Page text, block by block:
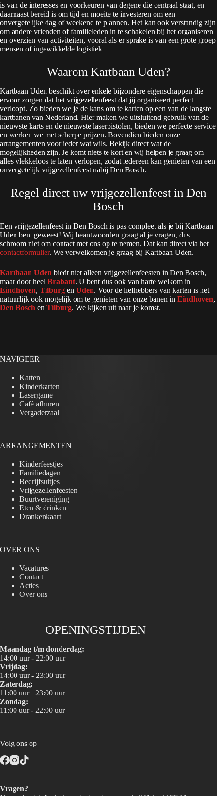
is van de interesses en voorkeuren van degene die centraal staat, en
daarnaast bereid is om tijd en moeite te investeren om een
onvergetelijke dag of weekend te plannen. Het kan ook verstandig zijn
om andere vrienden of familieleden in te schakelen bij het organiseren
en overzien van activiteiten, vooral als er sprake is van een grote groep
mensen of ingewikkelde logistiek.
Waarom Kartbaan Uden?
Kartbaan Uden beschikt over enkele bijzondere eigenschappen die
ervoor zorgen dat het vrijgezellenfeest dat jij organiseert perfect
verloopt. Zo bieden we je de kans om te karten op een van de langste
kartbanen van Nederland. Hier maken we uitsluitend gebruik van de
nieuwste karts en de nieuwste laserpistolen, bieden we perfecte service
en werken we met scherpe prijzen. Bovendien bieden onze
arrangementen voor ieder wat wils. Bekijk direct wat de
mogelijkheden zijn. Je komt niets te kort en wij helpen je graag om
alles vlekkeloos te laten verlopen, zodat iedereen kan genieten van een
onvergetelijk vrijgezellenfeest nabij Den Bosch.
Regel direct uw vrijgezellenfeest in Den
Bosch
Een vrijgezellenfeest in Den Bosch is pas compleet als je bij Kartbaan
Uden bent geweest! Wij beantwoorden graag al je vragen, dus
schroom niet om contact met ons op te nemen. Dat kan direct via het
contactformulier. We verwelkomen je graag bij Kartbaan Uden.
Kartbaan Uden biedt niet alleen vrijgezellenfeesten in Den Bosch,
maar door heel Brabant. U bent dus ook van harte welkom in
Eindhoven, Tilburg en Uden. Voor de liefhebbers van karten is het
natuurlijk ook mogelijk om te genieten van onze banen in Eindhoven,
Den Bosch en Tilburg. We kijken uit naar je komst.
NAVIGEER
Karten
Kinderkarten
Lasergame
Café afhuren
Vergaderzaal
ARRANGEMENTEN
Kinderfeestjes
Familiedagen
Bedrijfsuitjes
Vrijgezellenfeesten
Buurtvereniging
Eten & drinken
Drankenkaart
OVER ONS
Vacatures
Contact
Acties
Over ons
OPENINGSTIJDEN
Maandag t/m donderdag:
14:00 uur - 22:00 uur
Vrijdag:
14:00 uur - 23:00 uur
Zaterdag:
11:00 uur - 23:00 uur
Zondag:
11:00 uur - 22:00 uur
Volg ons op
Vragen?